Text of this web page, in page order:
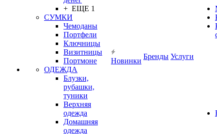
+ ЕЩЕ 1
СУМКИ
Чемоданы
Портфели
Ключницы
Визитницы
Портмоне
ОДЕЖДА
Блузки,
рубашки,
туники
Верхняя
одежда
Домашняя
одежда
Новинки
Бренды Услуги